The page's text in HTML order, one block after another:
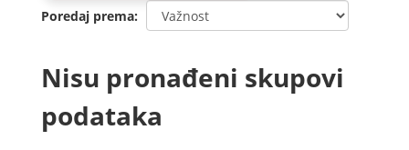
Poredaj prema
Nisu pronađeni skupovi
podataka